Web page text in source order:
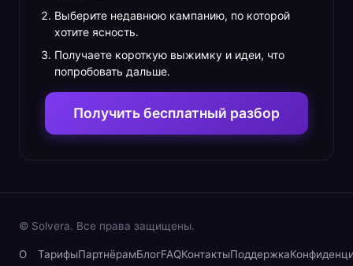
Выберите недавнюю кампанию, по которой
хотите ясность.
Получаете короткую выжимку и идеи, что
попробовать дальше.
Получить бесплатный разбор
© Solvera. Все права защищены.
О
ТарифыПартнёрамБлогFAQКонтактыПоддержка